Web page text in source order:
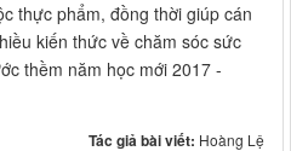
thực phẩm, đồng thời giúp cán
kiến thức về chăm sóc sức
thềm năm học mới 2017 -
Tác giả bài viết: Hoàng Lệ